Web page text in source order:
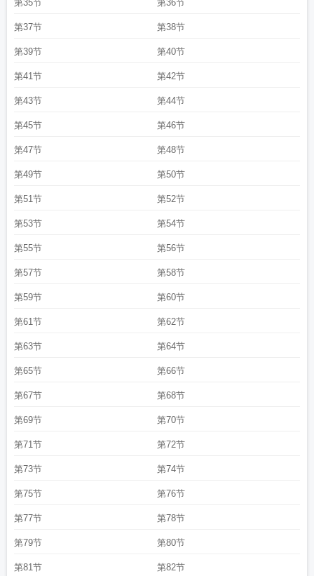
第35节 第36节
第37节 第38节
第39节 第40节
第41节 第42节
第43节 第44节
第45节 第46节
第47节 第48节
第49节 第50节
第51节 第52节
第53节 第54节
第55节 第56节
第57节 第58节
第59节 第60节
第61节 第62节
第63节 第64节
第65节 第66节
第67节 第68节
第69节 第70节
第71节 第72节
第73节 第74节
第75节 第76节
第77节 第78节
第79节 第80节
第81节 第82节